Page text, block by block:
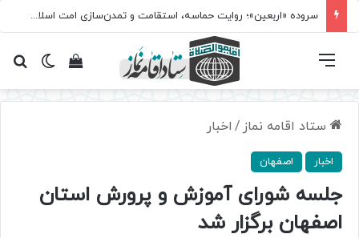
سروده‌ «اربعین»؛ روایت حماسه، استقامت و تمدن‌سازی امت اسلامی
تغییرمشاهده فهرست
ستاد اقامه نماز / اخبار
اخبار اصفهان
جلسه شورای آموزش و پرورش استان
اصفهان برگزار شد